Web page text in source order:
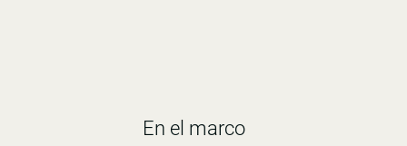
En el marco